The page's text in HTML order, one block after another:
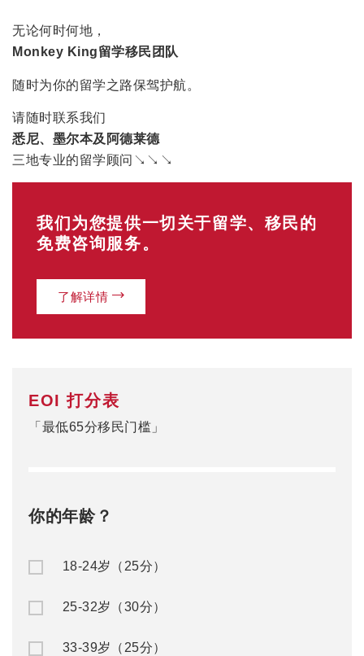
无论何时何地，
Monkey King留学移民团队
随时为你的留学之路保驾护航。
请随时联系我们
悉尼、墨尔本及阿德莱德
三地专业的留学顾问↘↘↘
我们为您提供一切关于留学、移民的
免费咨询服务。
了解详情
EOI 打分表
「最低65分移民门槛」
你的年龄？
18-24岁（25分）
25-32岁（30分）
33-39岁（25分）